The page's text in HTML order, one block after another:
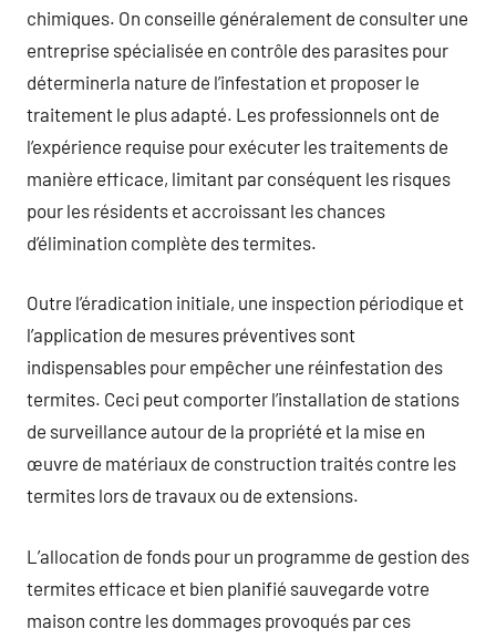
chimiques. On conseille généralement de consulter une
entreprise spécialisée en contrôle des parasites pour
déterminerla nature de l’infestation et proposer le
traitement le plus adapté. Les professionnels ont de
l’expérience requise pour exécuter les traitements de
manière efficace, limitant par conséquent les risques
pour les résidents et accroissant les chances
d’élimination complète des termites.
Outre l’éradication initiale, une inspection périodique et
l’application de mesures préventives sont
indispensables pour empêcher une réinfestation des
termites. Ceci peut comporter l’installation de stations
de surveillance autour de la propriété et la mise en
œuvre de matériaux de construction traités contre les
termites lors de travaux ou de extensions.
L’allocation de fonds pour un programme de gestion des
termites efficace et bien planifié sauvegarde votre
maison contre les dommages provoqués par ces